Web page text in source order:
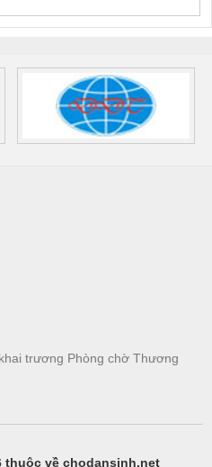
trương Phòng chờ Thương
thuộc về chodansinh.net